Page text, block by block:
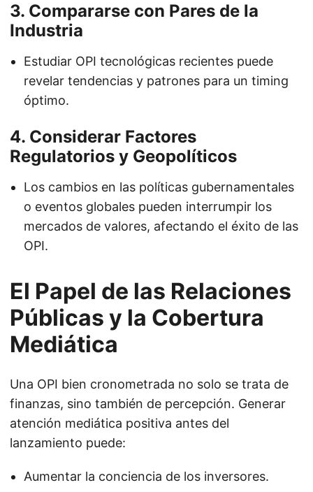
3. Compararse con Pares de la
Industria
Estudiar OPI tecnológicas recientes puede
revelar tendencias y patrones para un timing
óptimo.
4. Considerar Factores
Regulatorios y Geopolíticos
Los cambios en las políticas gubernamentales
o eventos globales pueden interrumpir los
mercados de valores, afectando el éxito de las
OPI.
El Papel de las Relaciones
Públicas y la Cobertura
Mediática
Una OPI bien cronometrada no solo se trata de
finanzas, sino también de percepción. Generar
atención mediática positiva antes del
lanzamiento puede:
Aumentar la conciencia de los inversores.